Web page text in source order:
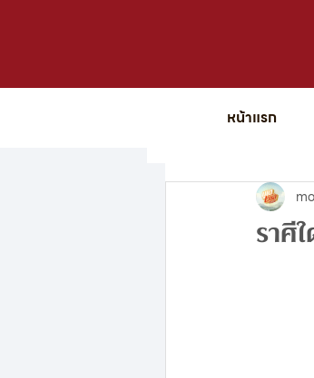
หน้าแรก
ดูดวง
ราศี